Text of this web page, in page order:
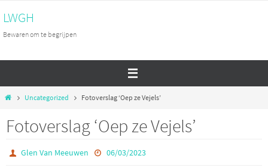
naar
de
LWGH
Bewaren om te begrijpen
HomeUncategorized Fotoverslag ‘Oep ze Vejels’
Fotoverslag ‘Oep ze Vejels’
Glen Van Meeuwen 06/03/2023